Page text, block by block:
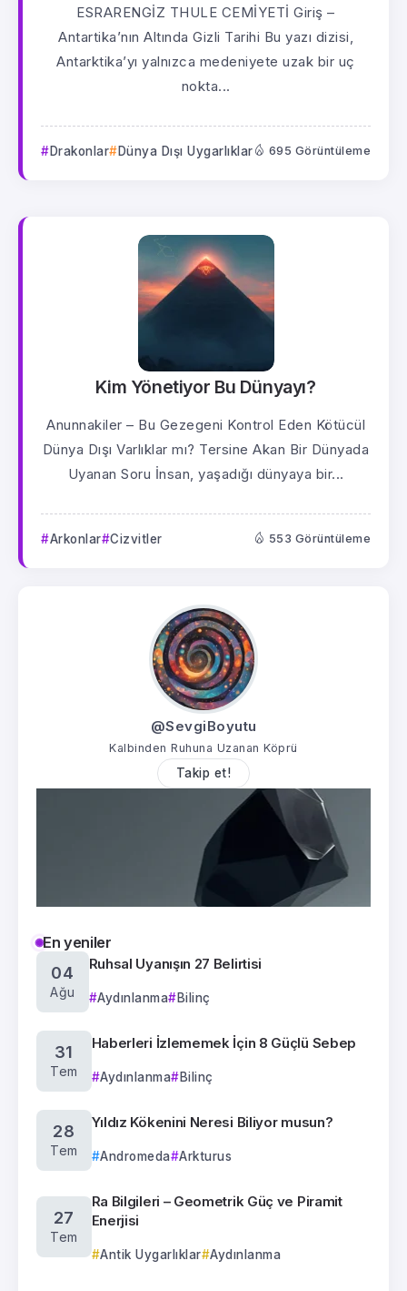
ESRARENGİZ THULE CEMİYETİ Giriş –
Antartika’nın Altında Gizli Tarihi Bu yazı dizisi,
Antarktika’yı yalnızca medeniyete uzak bir uç
nokta...
Drakonlar Dünya Dışı Uygarlıklar 695 Görüntüleme
Kim Yönetiyor Bu Dünyayı?
Anunnakiler – Bu Gezegeni Kontrol Eden Kötücül
Dünya Dışı Varlıklar mı? Tersine Akan Bir Dünyada
Uyanan Soru İnsan, yaşadığı dünyaya bir...
Arkonlar Cizvitler 553 Görüntüleme
@SevgiBoyutu
Kalbinden Ruhuna Uzanan Köprü
Takip et!
En yeniler
04
Ağu
Ruhsal Uyanışın 27 Belirtisi
Aydınlanma Bilinç
31
Tem
Haberleri İzlememek İçin 8 Güçlü Sebep
Aydınlanma Bilinç
28
Tem
Yıldız Kökenini Neresi Biliyor musun?
Andromeda Arkturus
27
Tem
Ra Bilgileri – Geometrik Güç ve Piramit
Enerjisi
Antik Uygarlıklar Aydınlanma